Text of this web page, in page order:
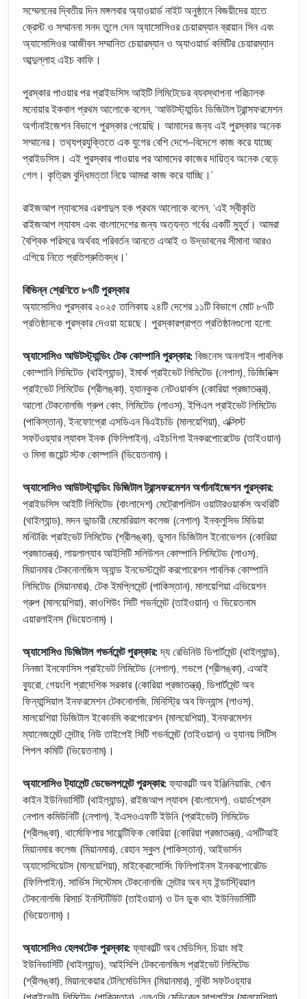
সম্মেলনের দ্বিতীয় দিন মঙ্গলবার অ্যাওয়ার্ড নাইট অনুষ্ঠানে বিজয়ীদের হাতে
ক্রেস্ট ও সম্মাননা সনদ তুলে দেন অ্যাসোসিওর চেয়ারম্যান ব্রায়ান সিন এবং
অ্যাসোসিওর আজীবন সম্মানিত চেয়ারম্যান ও অ্যাওয়ার্ড কমিটির চেয়ারম্যান
আব্দুল্লাহ এইচ কাফি।
পুরস্কার পাওয়ার পর প্রাইডসিস আইটি লিমিটেডের ব্যবস্থাপনা পরিচালক
মনোয়ার ইকবাল প্রথম আলোকে বলেন, ‘আউটস্ট্যান্ডিং ডিজিটাল ট্রান্সফরমেশন
অর্গানাইজেশন বিভাগে পুরস্কার পেয়েছি। আমাদের জন‍্য এই পুরস্কার অনেক
সম্মানের। তথ‍্যপ্রযুক্তিতে এক যুগের বেশি দেশে–বিদেশে কাজ করে যাচ্ছে
প্রাইডসিস। এই পুরস্কার পাওয়ার পর আমাদের কাজের দায়িত্ব অনেক বেড়ে
গেল। কৃত্রিম বুদ্ধিমত্তা নিয়ে আমরা কাজ করে যাচ্ছি।’
রাইজআপ ল্যাবসের এরশাদুল হক প্রথম আলোকে বলেন, ‘এই স্বীকৃতি
রাইজআপ ল্যাবস এবং বাংলাদেশের জন্য অত্যন্ত গর্বের একটি মুহূর্ত। আমরা
বৈশ্বিক পরিসরে অর্থবহ পরিবর্তন আনতে এআই ও উদ্ভাবনের সীমানা আরও
এগিয়ে নিতে প্রতিশ্রুতিবদ্ধ।’
বিভিন্ন শ্রেণিতে ৮৭টি পুরস্কার
অ্যাসোসিও পুরস্কার ২০২৫ তালিকায় ২৪টি দেশের ১১টি বিভাগে মোট ৮৭টি
প্রতিষ্ঠানকে পুরস্কার দেওয়া হয়েছে। পুরস্কারপ্রাপ্ত প্রতিষ্ঠানগুলো হলো:
অ্যাসোসিও আউটস্ট্যান্ডিং টেক কোম্পানি পুরস্কার: বিজনেস অনলাইন পাবলিক
কোম্পানি লিমিটেড (থাইল্যান্ড), ইমার্ক প্রাইভেট লিমিটেড (নেপাল), ডিজিনিক্স
প্রাইভেট লিমিটেড (শ্রীলঙ্কা), হ্যানকুক নেটওয়ার্কস (কোরিয়া প্রজাতন্ত্র),
আলো টেকনোলজি গ্রুপ কোং, লিমিটেড (লাওস), ইপিএল প্রাইভেট লিমিটেড
(পাকিস্তান), ইনফোপ্রো এসডিএন বিএইচডি (মালয়েশিয়া), এক্সিস্ট
সফটওয়্যার ল্যাবস ইনক (ফিলিপাইন), এইচগিগা ইনকরপোরেটেড (তাইওয়ান)
ও মিসা জয়েন্ট স্টক কোম্পানি (ভিয়েতনাম)।
অ্যাসোসিও আউটস্ট্যান্ডিং ডিজিটাল ট্রান্সফরমেশন অর্গানাইজেশন পুরস্কার:
প্রাইডসিস আইটি লিমিটেড (বাংলাদেশ) মেট্রোপলিটন ওয়াটারওয়ার্কস অথরিটি
(থাইল্যান্ড), মদন ভান্ডারী মেমোরিয়াল কলেজ (নেপাল) ইনক্লুসিভ মিডিয়া
মনিটরিং প্রাইভেট লিমিটেড (শ্রীলঙ্কা), ডুসান ডিজিটাল ইনোভেশন (কোরিয়া
প্রজাতন্ত্র), লায়লাল্যাব আইসিটি সলিউশন কোম্পানি লিমিটেড (লাওস),
মিয়ানমার টেকনোলজিস অ্যান্ড ইনভেস্টমেন্ট করপোরেশন পাবলিক কোম্পানি
লিমিটেড (মিয়ানমার), টেক ইমপ্লিমেন্ট (পাকিস্তান), মালয়েশিয়া এভিয়েশন
গ্রুপ (মালয়েশিয়া), কাওশিউং সিটি গভর্নমেন্ট (তাইওয়ান) ও ভিয়েতনাম
এয়ারলাইনস (ভিয়েতনাম)।
অ্যাসোসিও ডিজিটাল গভর্নমেন্ট পুরস্কার:দ্য রেভিনিউ ডিপার্টমেন্ট (থাইল্যান্ড),
নিনজা ইনফোসিস প্রাইভেট লিমিটেড (নেপাল), গভপে (শ্রীলঙ্কা), এআই
ব্যুরো, গেয়ংগি প্রাদেশিক সরকার (কোরিয়া প্রজাতন্ত্র), ডিপার্টমেন্ট অব
ফিন্যান্সিয়াল ইনফরমেশন টেকনোলজি, মিনিস্ট্রি অব ফিন্যান্স (লাওস),
মালয়েশিয়া ডিজিটাল ইকোনমি করপোরেশন (মালয়েশিয়া), ইনফরমেশন
ম্যানেজমেন্ট সেন্টার, নিউ তাইপেই সিটি গভর্নমেন্ট (তাইওয়ান) ও হ্যানয় সিটিস
পিপল কমিটি (ভিয়েতনাম)।
অ্যাসোসিও ট্যালেন্ট ডেভেলপমেন্ট পুরস্কার:ফ্যাকাল্টি অব ইঞ্জিনিয়ারিং, খোন
কাইন ইউনিভার্সিটি (থাইল্যান্ড), রাইজআপ ল্যাবস (বাংলাদেশ), ওয়ার্ডপ্রেস
নেপাল কমিউনিটি (নেপাল), ইএসওএফটি ইউনি (প্রাইভেট) লিমিটেড
(শ্রীলঙ্কা), থার্মোফিশার সায়েন্টিফিক কোরিয়া (কোরিয়া প্রজাতন্ত্র), এসটিআই
মিয়ানমার কলেজ (মিয়ানমার), রেহান স্কুল (পাকিস্তান), আইভার্সন
অ্যাসোসিয়েটস (মালয়েশিয়া), মাইক্রোসোর্সিং ফিলিপাইনস ইনকরপোরেটড
(ফিলিপাইন), সার্ভিস সিস্টেমস টেকনোলজি সেন্টার অব দ্য ইন্ডাস্ট্রিয়াল
টেকনোলজি রিসার্চ ইনস্টিটিউট (তাইওয়ান) ও টন ডুক থাং ইউনিভার্সিটি
(ভিয়েতনাম)।
অ্যাসোসিও হেলথটেক পুরস্কার:ফ্যাকাল্টি অব মেডিসিন, চিয়াং মাই
ইউনিভার্সিটি (থাইল্যান্ড), আইসিপি টেকনোলজিস প্রাইভেট লিমিটেড
(শ্রীলঙ্কা), মিয়ানকেয়ার টেলিমেডিসিন (মিয়ানমার), নুবিট সফটওয়্যার